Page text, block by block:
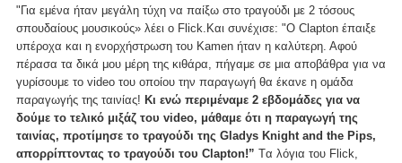
"Για εμένα ήταν μεγάλη τύχη να παίξω στο τραγούδι με 2 τόσους
σπουδαίους μουσικούς» λέει ο Flick.Και συνέχισε: "Ο Clapton έπαιξε
υπέροχα και η ενορχήστρωση του Kamen ήταν η καλύτερη. Αφού
πέρασα τα δικά μου μέρη της κιθάρα, πήγαμε σε μια αποβάθρα για να
γυρίσουμε το video του οποίου την παραγωγή θα έκανε η ομάδα
παραγωγής της ταινίας! Κι ενώ περιμέναμε 2 εβδομάδες για να
δούμε το τελικό μιξάζ του video, μάθαμε ότι η παραγωγή της
ταινίας, προτίμησε το τραγούδι της Gladys Knight and the Pips,
απορρίπτοντας το τραγούδι του Clapton!” Tα λόγια του Flick,